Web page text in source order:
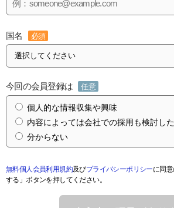
国名 必須
今回の会員登録は 任意
個人的な情報収集や興味
内容によっては会社での採用も検討し
分からない
無料個人会員利用規約及びプライバシーポリシーに同
する」ボタンを押してください。